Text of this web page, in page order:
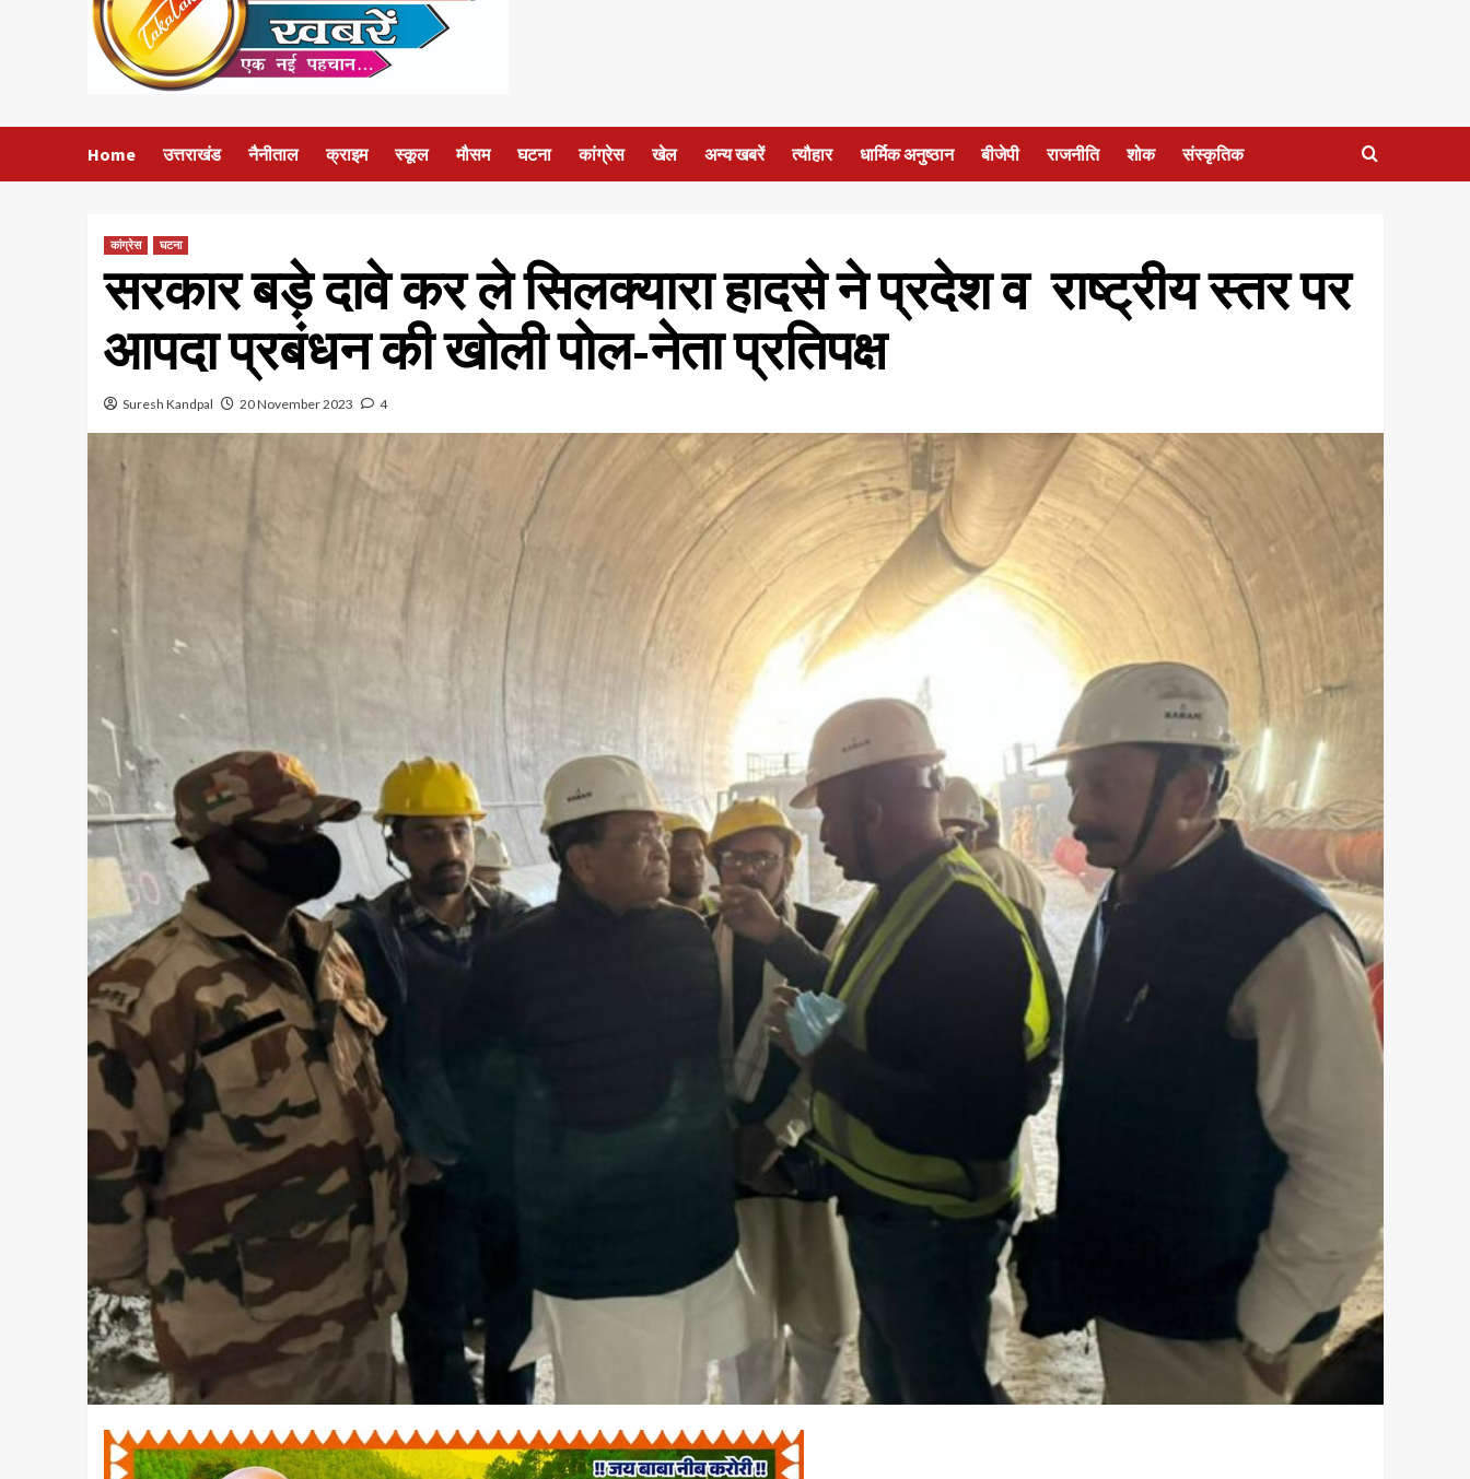
Home उत्तराखंड नैनीताल क्राइम स्कूल मौसम घटना कांग्रेस खेल अन्य खबरें त्यौहार धार्मिक अनुष्ठान बीजेपी राजनीति शोक संस्कृतिक
कांग्रेस घटना
सरकार बड़े दावे कर ले सिलक्यारा हादसे ने प्रदेश व राष्ट्रीय स्तर पर
आपदा प्रबंधन की खोली पोल-नेता प्रतिपक्ष
Suresh Kandpal 20 November 2023 4